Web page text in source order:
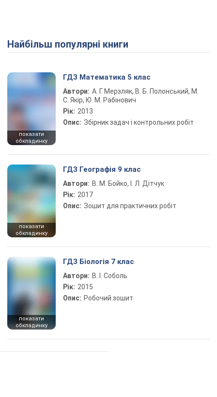
Найбільш популярні книги
показати
обкладинку
ГДЗ Математика 5 клас
Автори: А. Г. Мерзляк, В. Б. Полонський, М.
С. Якір, Ю. М. Рабінович
Рік: 2013
Опис: Збірник задач і контрольних робіт
показати
обкладинку
ГДЗ Географія 9 клас
Автори: В. М. Бойко, І. Л. Дітчук
Рік: 2017
Опис: Зошит для практичних робіт
показати
обкладинку
ГДЗ Біологія 7 клас
Автори: В. І. Соболь
Рік: 2015
Опис: Робочий зошит